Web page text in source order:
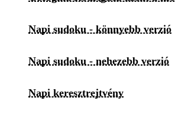
Napi sudoku - könnyebb verzió
Napi sudoku - nehezebb verzió
Napi keresztrejtvény